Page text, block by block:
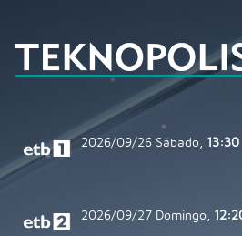
2026/09/26 Sábado, 13:30
2026/09/27 Domingo,